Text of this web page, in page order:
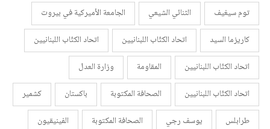
توم سيغيف
الثنائي الشيعي
الجامعة الأميركية في بيروت
كاريزما السيد
اتحاد الكتّاب اللبنانيين
اتحاد الكتّاب اللبنانيين
اتحاد الكتّاب اللبنانيين
المقاومة
وزارة العدل
اتحاد الكتّاب اللبنانيين
الصحافة المكتوبة باكستان
كشمير
طرابلس
يوسف رجي الصحافة المكتوبة
الفينيقيون